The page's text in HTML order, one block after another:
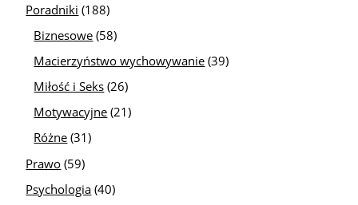
Poradniki (188)
Biznesowe (58)
Macierzyństwo wychowywanie (39)
Miłość i Seks (26)
Motywacyjne (21)
Różne (31)
Prawo (59)
Psychologia (40)